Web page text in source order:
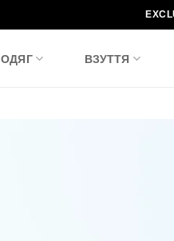
ОДЯГ ВЗУТТЯ